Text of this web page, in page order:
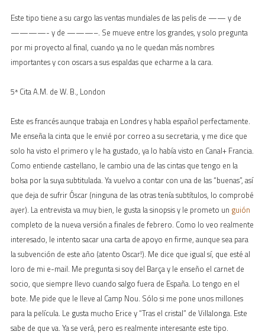
Este tipo tiene a su cargo las ventas mundiales de las pelis de —— y de
————- y de ———–. Se mueve entre los grandes, y solo pregunta
por mi proyecto al final, cuando ya no le quedan más nombres
importantes y con oscars a sus espaldas que echarme a la cara.
5ª Cita A.M. de W. B., London
Este es francés aunque trabaja en Londres y habla español perfectamente.
Me enseña la cinta que le envié por correo a su secretaria, y me dice que
solo ha visto el primero y le ha gustado, ya lo había visto en Canal+ Francia.
Como entiende castellano, le cambio una de las cintas que tengo en la
bolsa por la suya subtitulada. Ya vuelvo a contar con una de las “buenas”, así
que deja de sufrir Óscar (ninguna de las otras tenía subtítulos, lo comprobé
ayer). La entrevista va muy bien, le gusta la sinopsis y le prometo un guión
completo de la nueva versión a finales de febrero. Como lo veo realmente
interesado, le intento sacar una carta de apoyo en firme, aunque sea para
la subvención de este año (atento Oscar!). Me dice que igual sí, que esté al
loro de mi e-mail. Me pregunta si soy del Barça y le enseño el carnet de
socio, que siempre llevo cuando salgo fuera de España. Lo tengo en el
bote. Me pide que le lleve al Camp Nou. Sólo si me pone unos millones
para la película. Le gusta mucho Erice y “Tras el cristal” de Villalonga. Este
sabe de que va. Ya se verá, pero es realmente interesante este tipo.